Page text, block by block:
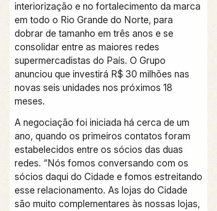
interiorização e no fortalecimento da marca
em todo o Rio Grande do Norte, para
dobrar de tamanho em três anos e se
consolidar entre as maiores redes
supermercadistas do País. O Grupo
anunciou que investirá R$ 30 milhões nas
novas seis unidades nos próximos 18
meses.
A negociação foi iniciada há cerca de um
ano, quando os primeiros contatos foram
estabelecidos entre os sócios das duas
redes. “Nós fomos conversando com os
sócios daqui do Cidade e fomos estreitando
esse relacionamento. As lojas do Cidade
são muito complementares às nossas lojas,